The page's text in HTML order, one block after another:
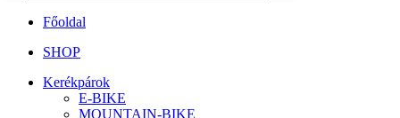
Főoldal
SHOP
Kerékpárok
E-BIKE
MOUNTAIN-BIKE